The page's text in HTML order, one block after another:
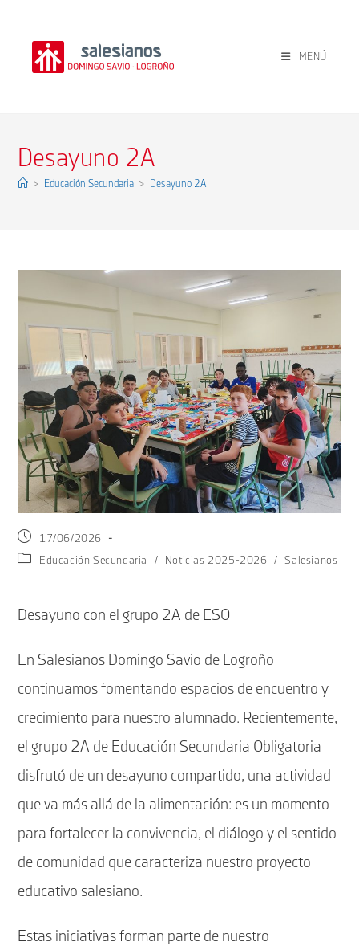
contenido
MENÚ
Desayuno 2A
> Educación Secundaria > Desayuno 2A
Publicación
de
la
17/06/2026
CategoríaEducación Secundaria / Noticias 2025-2026 / Salesianos
Desayuno con el grupo 2A de ESO
En Salesianos Domingo Savio de Logroño
continuamos fomentando espacios de encuentro y
crecimiento para nuestro alumnado. Recientemente,
el grupo 2A de Educación Secundaria Obligatoria
disfrutó de un desayuno compartido, una actividad
que va más allá de la alimentación: es un momento
para fortalecer la convivencia, el diálogo y el sentido
de comunidad que caracteriza nuestro proyecto
educativo salesiano.
Estas iniciativas forman parte de nuestro